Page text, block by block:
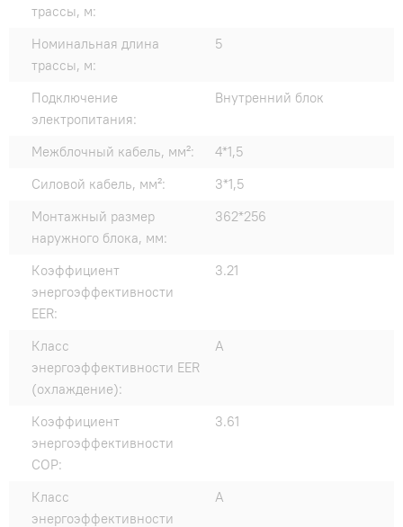
трассы, м:
Номинальная длина
трассы, м:
5
Подключение
электропитания:
Внутренний блок
Межблочный кабель, мм²:
4*1,5
Силовой кабель, мм²:
3*1,5
Монтажный размер
наружного блока, мм:
362*256
Коэффициент
энергоэффективности
EER:
3.21
Класс
энергоэффективности EER
(охлаждение):
A
Коэффициент
энергоэффективности
COP:
3.61
Класс
энергоэффективности
A